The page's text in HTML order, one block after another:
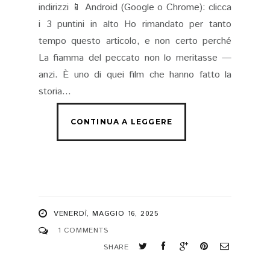
indirizzi 📱 Android (Google o Chrome): clicca
i 3 puntini in alto Ho rimandato per tanto
tempo questo articolo, e non certo perché
La fiamma del peccato non lo meritasse —
anzi. È uno di quei film che hanno fatto la
storia...
VENERDÌ, MAGGIO 16, 2025
1 COMMENTS
SHARE